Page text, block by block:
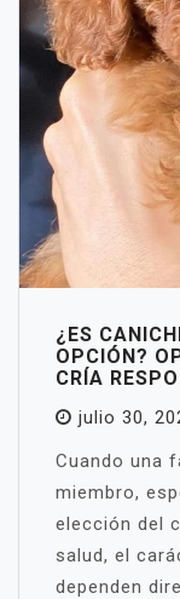
¿ES
OPCIÓN?
CRÍA
julio 30,
Cuando una
miembro,
elección del
salud, el
dependen